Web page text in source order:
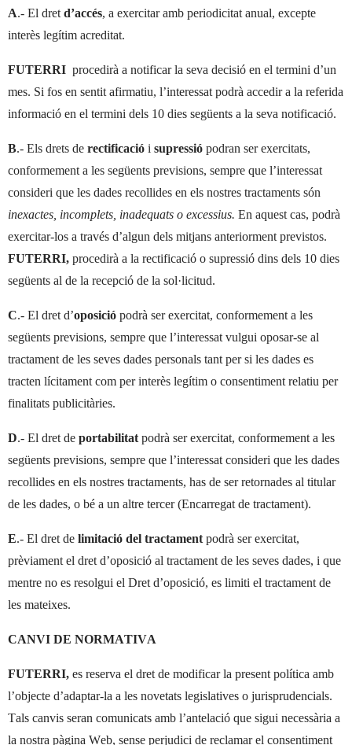
A.- El dret d’accés, a exercitar amb periodicitat anual, excepte
interès legítim acreditat.
FUTERRI procedirà a notificar la seva decisió en el termini d’un
mes. Si fos en sentit afirmatiu, l’interessat podrà accedir a la referida
informació en el termini dels 10 dies següents a la seva notificació.
B.- Els drets de rectificació i supressió podran ser exercitats,
conformement a les següents previsions, sempre que l’interessat
consideri que les dades recollides en els nostres tractaments són
inexactes, incomplets, inadequats o excessius. En aquest cas, podrà
exercitar-los a través d’algun dels mitjans anteriorment previstos.
FUTERRI, procedirà a la rectificació o supressió dins dels 10 dies
següents al de la recepció de la sol·licitud.
C.- El dret d’oposició podrà ser exercitat, conformement a les
següents previsions, sempre que l’interessat vulgui oposar-se al
tractament de les seves dades personals tant per si les dades es
tracten lícitament com per interès legítim o consentiment relatiu per
finalitats publicitàries.
D.- El dret de portabilitat podrà ser exercitat, conformement a les
següents previsions, sempre que l’interessat consideri que les dades
recollides en els nostres tractaments, has de ser retornades al titular
de les dades, o bé a un altre tercer (Encarregat de tractament).
E.- El dret de limitació del tractament podrà ser exercitat,
prèviament el dret d’oposició al tractament de les seves dades, i que
mentre no es resolgui el Dret d’oposició, es limiti el tractament de
les mateixes.
CANVI DE NORMATIVA
FUTERRI, es reserva el dret de modificar la present política amb
l’objecte d’adaptar-la a les novetats legislatives o jurisprudencials.
Tals canvis seran comunicats amb l’antelació que sigui necessària a
la nostra pàgina Web, sense perjudici de reclamar el consentiment